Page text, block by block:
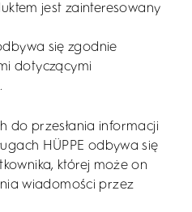
jest zainteresowany
się zgodnie
dotyczącymi
do przesłania informacji
HÜPPE odbywa się
której może on
wiadomości przez